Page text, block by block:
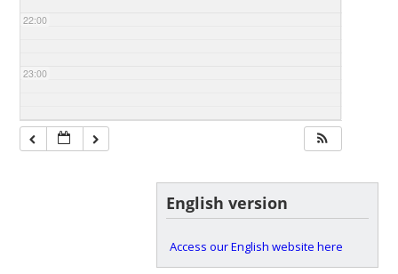
22:00
23:00
English version
Access our English website here